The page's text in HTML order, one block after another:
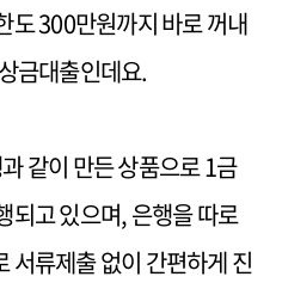
도 300만원까지 바로 꺼내
금대출인데요.
같이 만든 상품으로 1금
되고 있으며, 은행을 따로
서류제출 없이 간편하게 진